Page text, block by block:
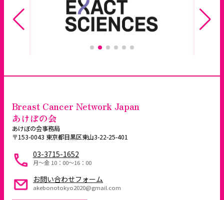
Breast Cancer Network Japan
あけぼの会
あけぼの会事務局
〒153-0043 東京都目黒区東山3-22-25-401
03-3715-1652
月～金 10：00〜16：00
お問い合わせフォーム
akebonotokyo2020@gmail.com